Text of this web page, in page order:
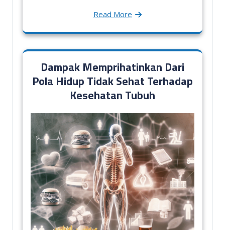
Read More
Dampak Memprihatinkan Dari
Pola Hidup Tidak Sehat Terhadap
Kesehatan Tubuh